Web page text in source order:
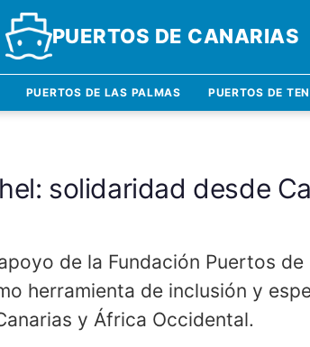
PUERTOS DE CANARIAS
PUERTOS DE LAS PALMAS PUERTOS DE
solidaridad desde
de la Fundación Puertos de
herramienta de inclusión y
y África Occidental.